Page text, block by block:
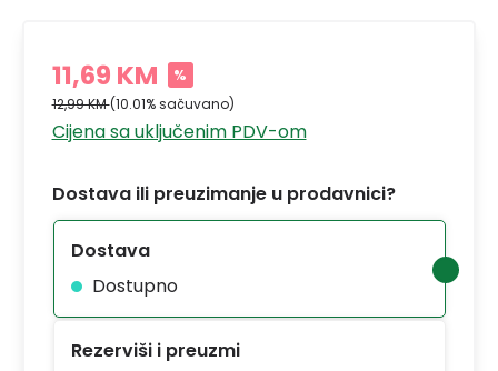
11,69 KM %
12,99 KM(10.01% sačuvano)
Cijena sa uključenim PDV-om
Dostava ili preuzimanje u prodavnici?
Dostava
Dostupno
Rezerviši i preuzmi